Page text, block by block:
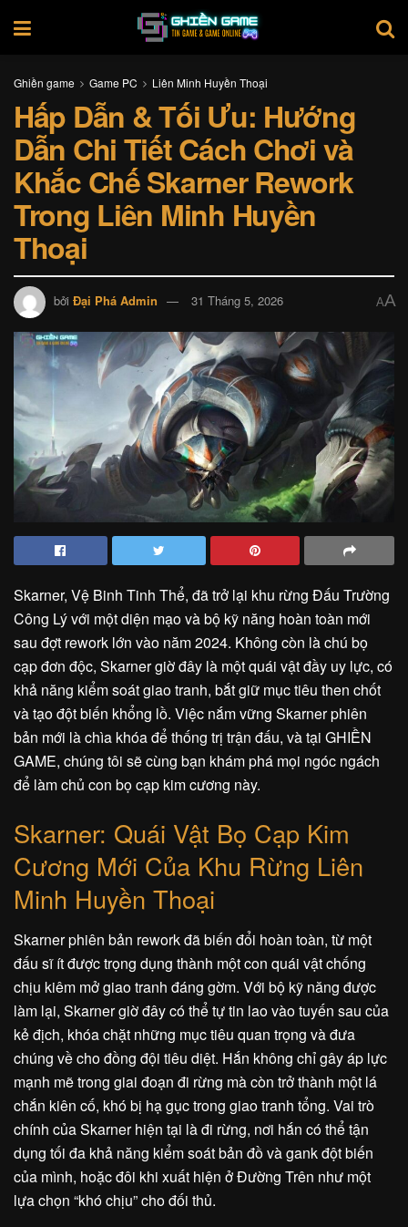
Ghiền game Game PC Liên Minh Huyền Thoại
Hấp Dẫn & Tối Ưu: Hướng
Dẫn Chi Tiết Cách Chơi và
Khắc Chế Skarner Rework
Trong Liên Minh Huyền
Thoại
bởi Đại Phá Admin 31 Tháng 5, 2026 AA
Skarner, Vệ Binh Tinh Thể, đã trở lại khu rừng Đấu Trường
Công Lý với một diện mạo và bộ kỹ năng hoàn toàn mới
sau đợt rework lớn vào năm 2024. Không còn là chú bọ
cạp đơn độc, Skarner giờ đây là một quái vật đầy uy lực, có
khả năng kiểm soát giao tranh, bắt giữ mục tiêu then chốt
và tạo đột biến khổng lồ. Việc nắm vững Skarner phiên
bản mới là chìa khóa để thống trị trận đấu, và tại GHIỀN
GAME, chúng tôi sẽ cùng bạn khám phá mọi ngóc ngách
để làm chủ con bọ cạp kim cương này.
Skarner: Quái Vật Bọ Cạp Kim
Cương Mới Của Khu Rừng Liên
Minh Huyền Thoại
Skarner phiên bản rework đã biến đổi hoàn toàn, từ một
đấu sĩ ít được trọng dụng thành một con quái vật chống
chịu kiêm mở giao tranh đáng gờm. Với bộ kỹ năng được
làm lại, Skarner giờ đây có thể tự tin lao vào tuyến sau của
kẻ địch, khóa chặt những mục tiêu quan trọng và đưa
chúng về cho đồng đội tiêu diệt. Hắn không chỉ gây áp lực
mạnh mẽ trong giai đoạn đi rừng mà còn trở thành một lá
chắn kiên cố, khó bị hạ gục trong giao tranh tổng. Vai trò
chính của Skarner hiện tại là đi rừng, nơi hắn có thể tận
dụng tối đa khả năng kiểm soát bản đồ và gank đột biến
của mình, hoặc đôi khi xuất hiện ở Đường Trên như một
lựa chọn “khó chịu” cho đối thủ.